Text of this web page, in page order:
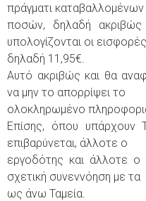
πράγματι καταβαλλομένων
ποσών, δηλαδή
υπολογίζονται οι
δηλαδή 11,95€.
Αυτό ακριβώς και θα
να μην το απορρίψει το
ολοκληρωμένο
Επίσης, όπου υπάρχουν
επιβαρύνεται, άλλοτε ο
εργοδότης και άλλοτε ο
σχετική συνεννόηση με τα
ως άνω Ταμεία.